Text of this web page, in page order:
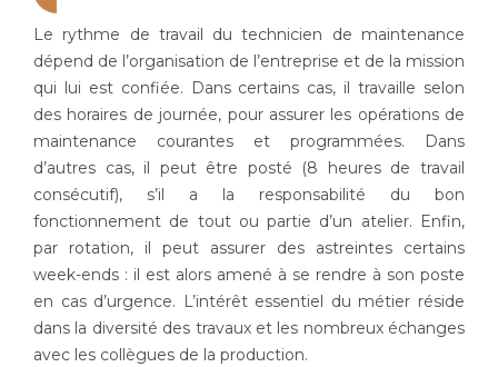
Le rythme de travail du technicien de maintenance
dépend de l’organisation de l’entreprise et de la mission
qui lui est confiée. Dans certains cas, il travaille selon
des horaires de journée, pour assurer les opérations de
maintenance courantes et programmées. Dans
d’autres cas, il peut être posté (8 heures de travail
consécutif), s’il a la responsabilité du bon
fonctionnement de tout ou partie d’un atelier. Enfin,
par rotation, il peut assurer des astreintes certains
week-ends : il est alors amené à se rendre à son poste
en cas d’urgence. L’intérêt essentiel du métier réside
dans la diversité des travaux et les nombreux échanges
avec les collègues de la production.